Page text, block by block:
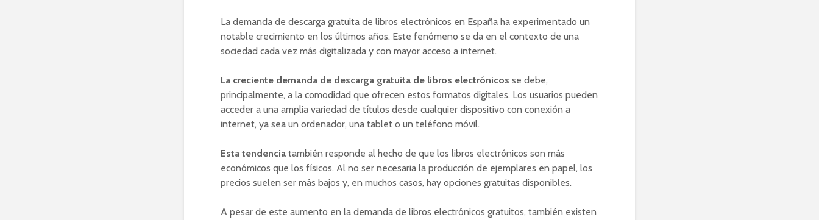
La demanda de descarga gratuita de libros electrónicos en España ha experimentado un
notable crecimiento en los últimos años. Este fenómeno se da en el contexto de una
sociedad cada vez más digitalizada y con mayor acceso a internet.
La creciente demanda de descarga gratuita de libros electrónicos se debe,
principalmente, a la comodidad que ofrecen estos formatos digitales. Los usuarios pueden
acceder a una amplia variedad de títulos desde cualquier dispositivo con conexión a
internet, ya sea un ordenador, una tablet o un teléfono móvil.
Esta tendencia también responde al hecho de que los libros electrónicos son más
económicos que los físicos. Al no ser necesaria la producción de ejemplares en papel, los
precios suelen ser más bajos y, en muchos casos, hay opciones gratuitas disponibles.
A pesar de este aumento en la demanda de libros electrónicos gratuitos, también existen